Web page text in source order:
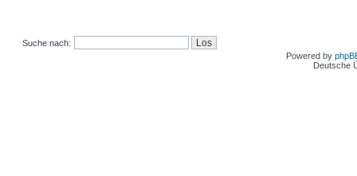
Suche nach:
Powered by
Deutsche